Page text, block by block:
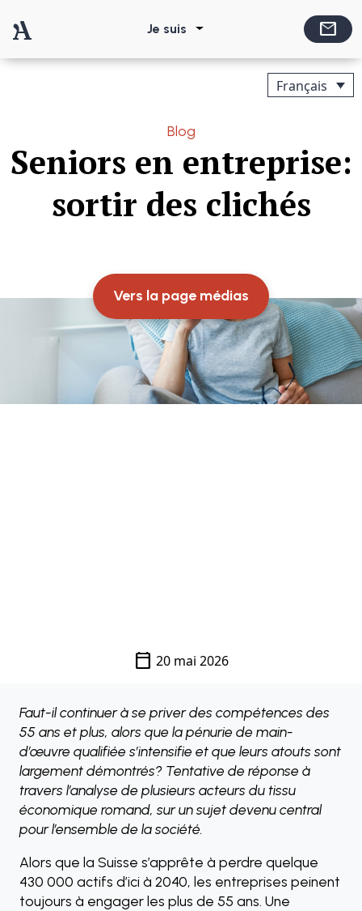
Navigation principale
Je suis mail
Français
Blog
Seniors en entreprise:
sortir des clichés
Vers la page médias
calendar_today 20 mai 2026
Faut-il continuer à se priver des compétences des
55 ans et plus, alors que la pénurie de main-
d’œuvre qualifiée s’intensifie et que leurs atouts sont
largement démontrés? Tentative de réponse à
travers l’analyse de plusieurs acteurs du tissu
économique romand, sur un sujet devenu central
pour l’ensemble de la société.
Alors que la Suisse s’apprête à perdre quelque
430 000 actifs d’ici à 2040, les entreprises peinent
toujours à engager les plus de 55 ans. Une